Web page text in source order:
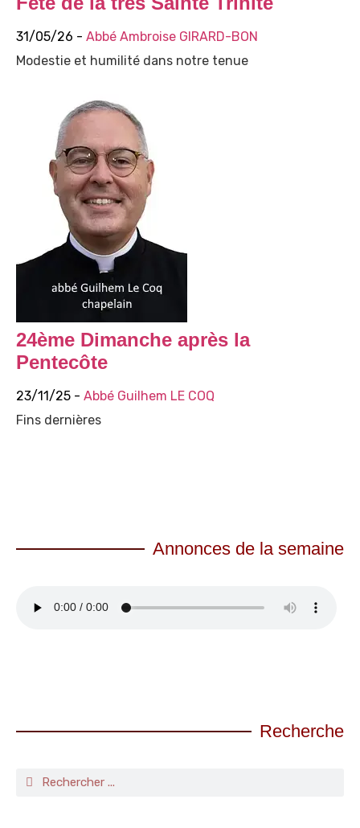
31/05/26 - Abbé Ambroise GIRARD-BON
Modestie et humilité dans notre tenue
24ème Dimanche après la
Pentecôte
23/11/25 - Abbé Guilhem LE COQ
Fins dernières
Annonces de la semaine
Recherche